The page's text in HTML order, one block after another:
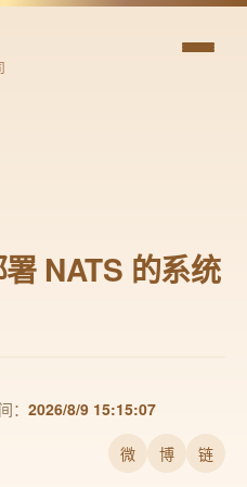
NATS 的系统
： 2026/8/9 15:15:07
微 博 链